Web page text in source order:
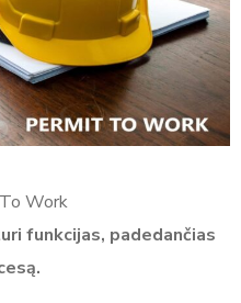
funkcijas, padedančias